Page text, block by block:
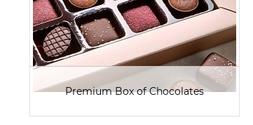
Premium Box of Chocolates